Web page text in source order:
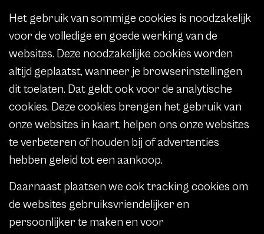
Het gebruik van sommige cookies is noodzakelijk
voor de volledige en goede werking van de
websites. Deze noodzakelijke cookies worden
altijd geplaatst, wanneer je browserinstellingen
dit toelaten. Dat geldt ook voor de analytische
cookies. Deze cookies brengen het gebruik van
onze websites in kaart, helpen ons onze websites
te verbeteren of houden bij of advertenties
hebben geleid tot een aankoop.
Daarnaast plaatsen we ook tracking cookies om
de websites gebruiksvriendelijker en
persoonlijker te maken en voor